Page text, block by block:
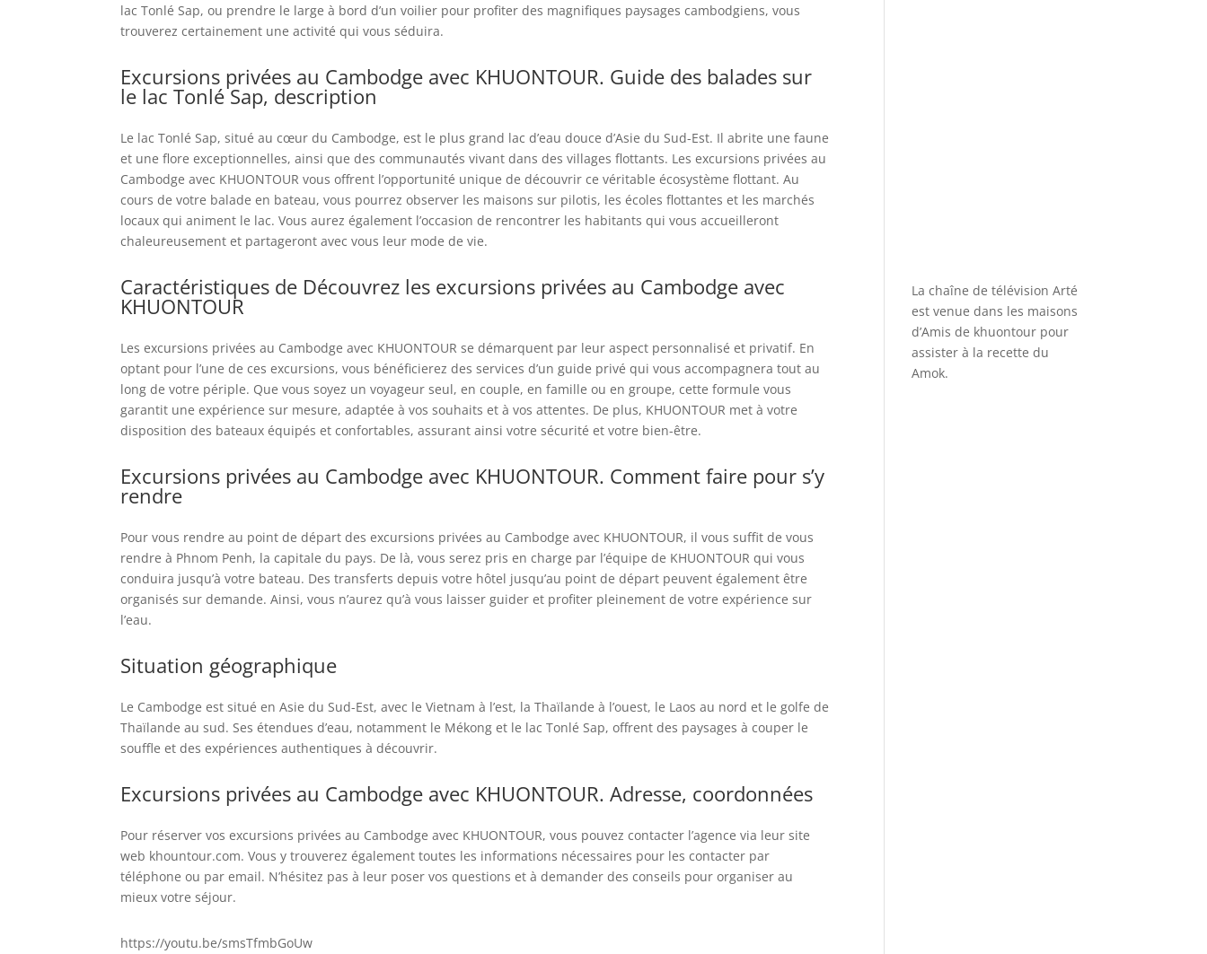
lac Tonlé Sap, ou prendre le large à bord d’un voilier pour profiter des magnifiques paysages cambodgiens, vous
trouverez certainement une activité qui vous séduira.
Excursions privées au Cambodge avec KHUONTOUR. Guide des balades sur
le lac Tonlé Sap, description
Le lac Tonlé Sap, situé au cœur du Cambodge, est le plus grand lac d’eau douce d’Asie du Sud-Est. Il abrite une faune
et une flore exceptionnelles, ainsi que des communautés vivant dans des villages flottants. Les excursions privées au
Cambodge avec KHUONTOUR vous offrent l’opportunité unique de découvrir ce véritable écosystème flottant. Au
cours de votre balade en bateau, vous pourrez observer les maisons sur pilotis, les écoles flottantes et les marchés
locaux qui animent le lac. Vous aurez également l’occasion de rencontrer les habitants qui vous accueilleront
chaleureusement et partageront avec vous leur mode de vie.
Caractéristiques de Découvrez les excursions privées au Cambodge avec
KHUONTOUR
Les excursions privées au Cambodge avec KHUONTOUR se démarquent par leur aspect personnalisé et privatif. En
optant pour l’une de ces excursions, vous bénéficierez des services d’un guide privé qui vous accompagnera tout au
long de votre périple. Que vous soyez un voyageur seul, en couple, en famille ou en groupe, cette formule vous
garantit une expérience sur mesure, adaptée à vos souhaits et à vos attentes. De plus, KHUONTOUR met à votre
disposition des bateaux équipés et confortables, assurant ainsi votre sécurité et votre bien-être.
Excursions privées au Cambodge avec KHUONTOUR. Comment faire pour s’y
rendre
Pour vous rendre au point de départ des excursions privées au Cambodge avec KHUONTOUR, il vous suffit de vous
rendre à Phnom Penh, la capitale du pays. De là, vous serez pris en charge par l’équipe de KHUONTOUR qui vous
conduira jusqu’à votre bateau. Des transferts depuis votre hôtel jusqu’au point de départ peuvent également être
organisés sur demande. Ainsi, vous n’aurez qu’à vous laisser guider et profiter pleinement de votre expérience sur
l’eau.
Situation géographique
Le Cambodge est situé en Asie du Sud-Est, avec le Vietnam à l’est, la Thaïlande à l’ouest, le Laos au nord et le golfe de
Thaïlande au sud. Ses étendues d’eau, notamment le Mékong et le lac Tonlé Sap, offrent des paysages à couper le
souffle et des expériences authentiques à découvrir.
Excursions privées au Cambodge avec KHUONTOUR. Adresse, coordonnées
Pour réserver vos excursions privées au Cambodge avec KHUONTOUR, vous pouvez contacter l’agence via leur site
web khountour.com. Vous y trouverez également toutes les informations nécessaires pour les contacter par
téléphone ou par email. N’hésitez pas à leur poser vos questions et à demander des conseils pour organiser au
mieux votre séjour.
https://youtu.be/smsTfmbGoUw
La chaîne de télévision Arté
est venue dans les maisons
d’Amis de khuontour pour
assister à la recette du
Amok.